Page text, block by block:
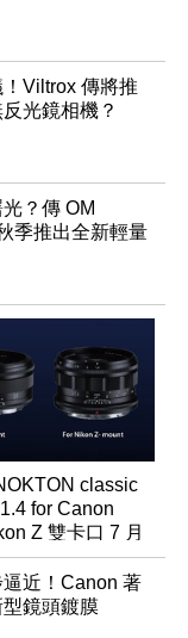
Viltrox 傳將推
光鏡相機？
？傳 OM
季推出全新輕量
classic
for Canon
Z 雙卡口 7 月
近！Canon 著
鏡頭鍍膜